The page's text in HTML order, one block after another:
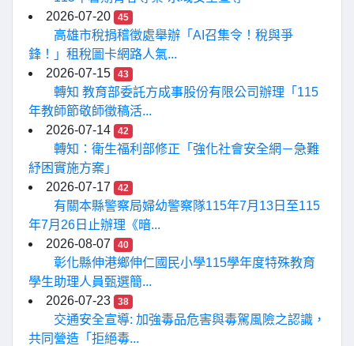
2026-07-20
45
高雄市稅捐稽徵處舉辦「AI召集令！稅與爭
鋒！」租稅圖卡網路人氣...
2026-07-15
43
轉知 教育部委託方成事股份有限公司辦理「115
年教師節敬師徵稿活...
2026-07-14
42
轉知：衛生福利部修正「強化社會安全網－急難
紓困實施方案」
2026-07-17
42
有關本縣警察局婦幼警察隊115年7月13日至115
年7月26日止辦理《暗...
2026-08-07
40
彰化縣伸港鄉伸仁國民小學115學年度特殊教育
學生助理人員甄選簡...
2026-07-23
38
交通安全宣導: 加強毒品危害與毒駕風險之認識，
共同營造「拒絕毒...